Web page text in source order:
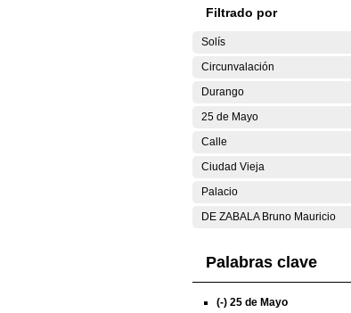
Filtrado por
Solís
Circunvalación
Durango
25 de Mayo
Calle
Ciudad Vieja
Palacio
DE ZABALA Bruno Mauricio
Palabras clave
(-) 25 de Mayo